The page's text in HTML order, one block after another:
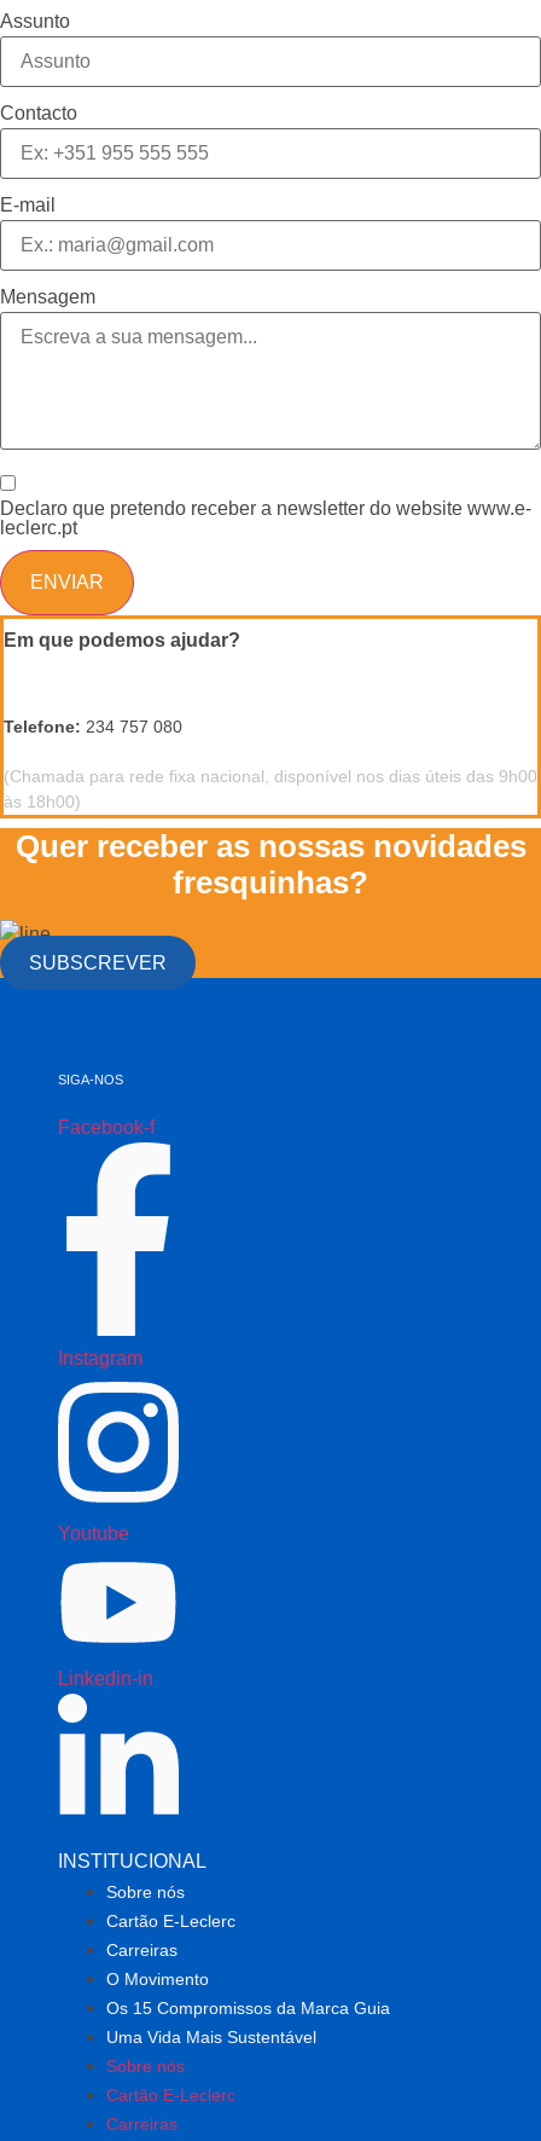
Assunto
Contacto
E-mail
Mensagem
Declaro que pretendo receber a newsletter do website www.e-
leclerc.pt
ENVIAR
Em que podemos ajudar?
Telefone: 234 757 080
(Chamada para rede fixa nacional, disponível nos dias úteis das 9h00
às 18h00)
Quer receber as nossas novidades
fresquinhas?
SUBSCREVER
SIGA-NOS
Facebook-f
Instagram
Youtube
Linkedin-in
INSTITUCIONAL
Sobre nós
Cartão E-Leclerc
Carreiras
O Movimento
Os 15 Compromissos da Marca Guia
Uma Vida Mais Sustentável
Sobre nós
Cartão E-Leclerc
Carreiras